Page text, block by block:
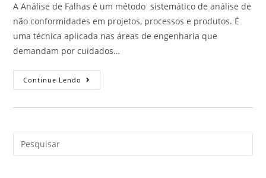
A Análise de Falhas é um método sistemático de análise de
não conformidades em projetos, processos e produtos. É
uma técnica aplicada nas áreas de engenharia que
demandam por cuidados…
Continue Lendo